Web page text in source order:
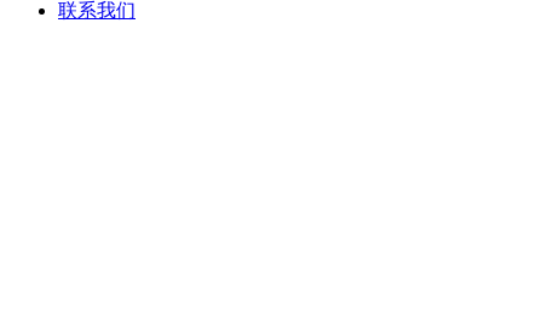
联系我们